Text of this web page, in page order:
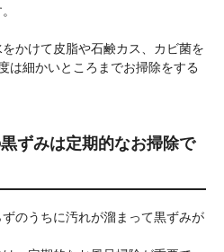
かけて皮脂や石鹸カス、カビ菌を
は細かいところまでお掃除をする
ずみは定期的なお掃除で
のうちに汚れが溜まって黒ずみが